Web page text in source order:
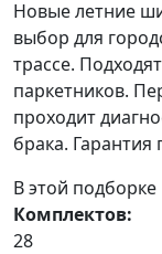
Новые летние
выбор для
трассе.
паркетников.
проходит
брака. Гарантия
В этой подборке
Комплектов:
28